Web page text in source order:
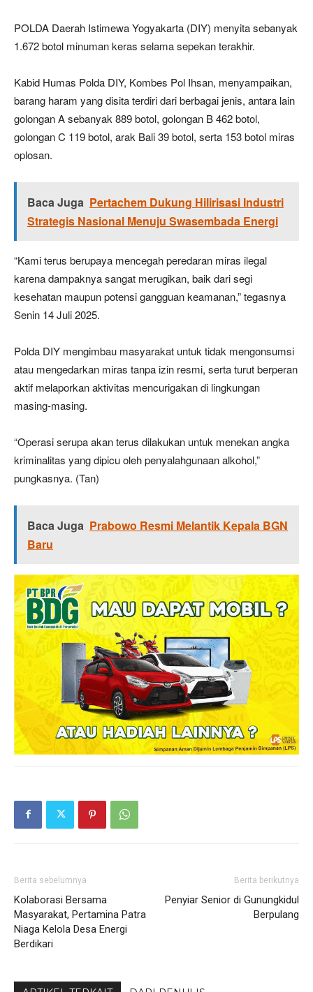
POLDA Daerah Istimewa Yogyakarta (DIY) menyita sebanyak
1.672 botol minuman keras selama sepekan terakhir.
Kabid Humas Polda DIY, Kombes Pol Ihsan, menyampaikan,
barang haram yang disita terdiri dari berbagai jenis, antara lain
golongan A sebanyak 889 botol, golongan B 462 botol,
golongan C 119 botol, arak Bali 39 botol, serta 153 botol miras
oplosan.
Baca Juga Pertachem Dukung Hilirisasi Industri
Strategis Nasional Menuju Swasembada Energi
“Kami terus berupaya mencegah peredaran miras ilegal
karena dampaknya sangat merugikan, baik dari segi
kesehatan maupun potensi gangguan keamanan,” tegasnya
Senin 14 Juli 2025.
Polda DIY mengimbau masyarakat untuk tidak mengonsumsi
atau mengedarkan miras tanpa izin resmi, serta turut berperan
aktif melaporkan aktivitas mencurigakan di lingkungan
masing-masing.
“Operasi serupa akan terus dilakukan untuk menekan angka
kriminalitas yang dipicu oleh penyalahgunaan alkohol,”
pungkasnya. (Tan)
Baca Juga Prabowo Resmi Melantik Kepala BGN
Baru
Berita sebelumnya
Kolaborasi Bersama
Masyarakat, Pertamina Patra
Niaga Kelola Desa Energi
Berdikari
Berita berikutnya
Penyiar Senior di Gunungkidul
Berpulang